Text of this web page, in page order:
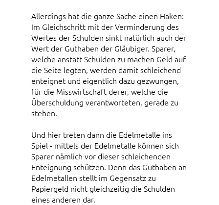
Allerdings hat die ganze Sache einen Haken:
Im Gleichschritt mit der Verminderung des
Wertes der Schulden sinkt natürlich auch der
Wert der Guthaben der Gläubiger. Sparer,
welche anstatt Schulden zu machen Geld auf
die Seite legten, werden damit schleichend
enteignet und eigentlich dazu gezwungen,
für die Misswirtschaft derer, welche die
Überschuldung verantworteten, gerade zu
stehen.
Und hier treten dann die Edelmetalle ins
Spiel - mittels der Edelmetalle können sich
Sparer nämlich vor dieser schleichenden
Enteignung schützen. Denn das Guthaben an
Edelmetallen stellt im Gegensatz zu
Papiergeld nicht gleichzeitig die Schulden
eines anderen dar.